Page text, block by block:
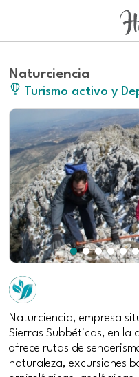
Naturciencia
Turismo activo y
Naturciencia, empresa
Sierras Subbéticas, en la
ofrece rutas de
naturaleza, excursiones